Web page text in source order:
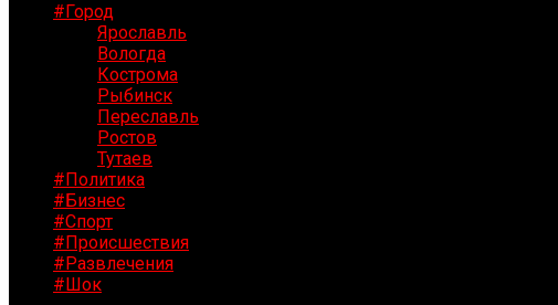
#Город
Ярославль
Вологда
Кострома
Рыбинск
Переславль
Ростов
Тутаев
#Политика
#Бизнес
#Спорт
#Происшествия
#Развлечения
#Шок